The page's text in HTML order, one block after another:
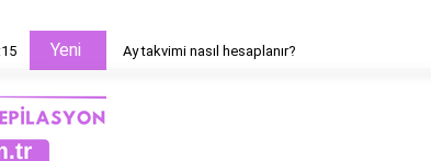
Yeni Ayın evreleri kaç hafta sürer?